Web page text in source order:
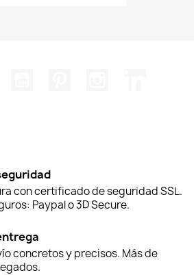
con certificado de seguridad SSL.
Paypal o 3D Secure.
concretos y precisos. Más de